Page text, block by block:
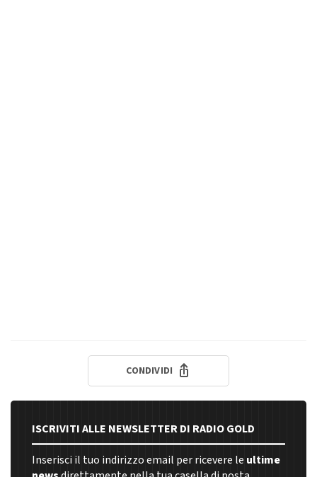
CONDIVIDI
ISCRIVITI ALLE NEWSLETTER DI RADIO GOLD
Inserisci il tuo indirizzo email per ricevere le ultime